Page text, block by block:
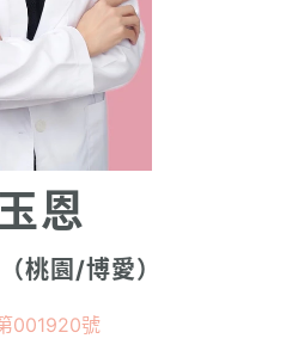
恩
桃園/博愛）
001920號